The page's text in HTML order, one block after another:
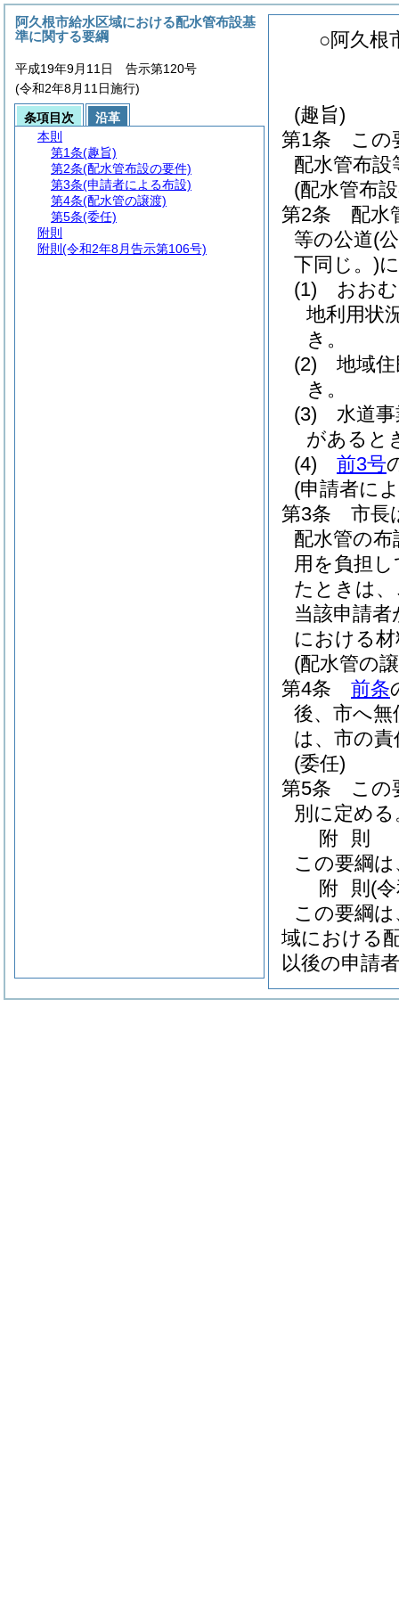
○阿久根
(趣旨)
第1条
この
配水管布
(配水管布
第2条
配水
等の公道(
下同じ。)
(1)
おお
地利用状
き。
(2)
地域
き。
(3)
水道
があると
(4)
前3号
(申請者に
第3条
市長
配水管の
用を負担
たときは
当該申請
における
(配水管の
第4条
前条
後、市へ
は、市の
(委任)
第5条
この
別に定める
附 則
この要綱
附 則 (
この要綱
域における
以後の申請
阿久根市給水区域における配水管布設基
準に関する要綱
平成19年9月11日 告示第120号
(令和2年8月11日施行)
条項目次
沿革
本則
第1条(趣旨)
第2条(配水管布設の要件)
第3条(申請者による布設)
第4条(配水管の譲渡)
第5条(委任)
附則
附則 (令和2年8月告示第106号)